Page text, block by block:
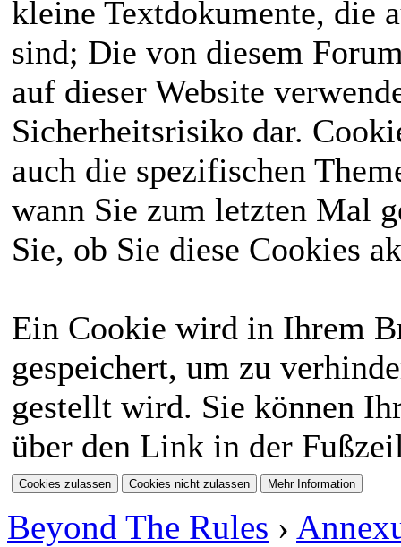
kleine Textdokumente, die
sind; Die von diesem
auf dieser Website
Sicherheitsrisiko dar.
auch die spezifischen
wann Sie zum letzten Mal
Sie, ob Sie diese Cookies
Ein Cookie wird in Ihrem
gespeichert, um zu
gestellt wird. Sie können
über den Link in der
Beyond The Rules ›